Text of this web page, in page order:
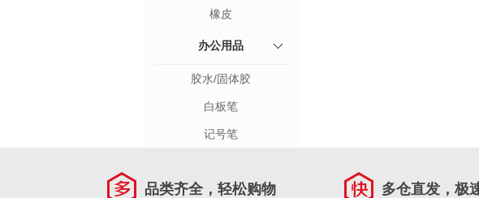
橡皮
办公用品
胶水/固体胶
白板笔
记号笔
品类齐全，轻松购物 多仓直发，极